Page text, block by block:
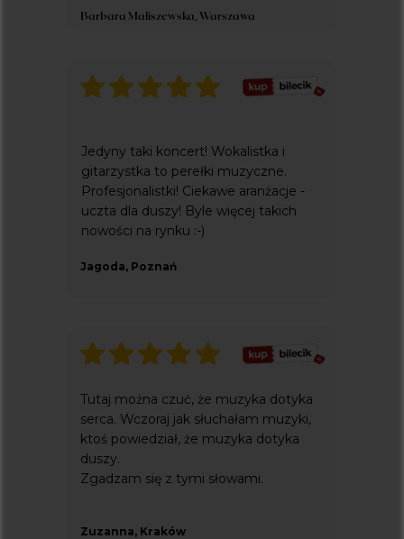
Zuzanna, Kraków
Jedyny taki koncert! Wokalistka i
gitarzystka to perełki muzyczne.
Profesjonalistki! Ciekawe aranżacje -
uczta dla duszy! Byle więcej takich
nowości na rynku :-)
Jagoda, Poznań
Barbara Maliszewska, Warszawa
Tutaj można czuć, że muzyka dotyka
serca. Wczoraj jak słuchałam muzyki,
ktoś powiedział, że muzyka dotyka
duszy.
Zgadzam się z tymi słowami.